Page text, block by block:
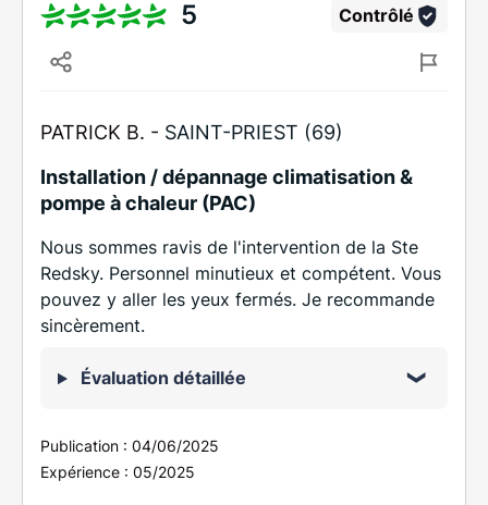
5 Contrôlé
PATRICK B. - SAINT-PRIEST (69)
Installation / dépannage climatisation &
pompe à chaleur (PAC)
Nous sommes ravis de l'intervention de la Ste
Redsky. Personnel minutieux et compétent. Vous
pouvez y aller les yeux fermés. Je recommande
sincèrement.
Évaluation détaillée
Publication : 04/06/2025
Expérience : 05/2025